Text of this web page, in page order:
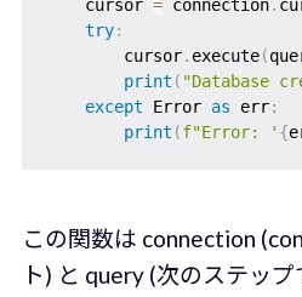
    cursor
= connection.
try:
        cursor
. execute(
print ( "Database
except Error as err:
print (f"Error: ' {
この関数は connection
ト) と query (次のステッ